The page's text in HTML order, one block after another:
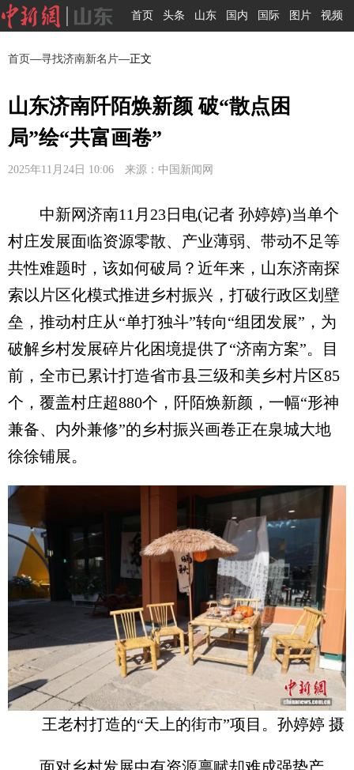
首页 头条 山东 国内 国际 图片 视频
首页—寻找济南新名片—正文
山东济南阡陌焕新颜 破“散点困
局”绘“共富画卷”
2025年11月24日 10:06 来源：中国新闻网
中新网济南11月23日电(记者 孙婷婷)当单个
村庄发展面临资源零散、产业薄弱、带动不足等
共性难题时，该如何破局？近年来，山东济南探
索以片区化模式推进乡村振兴，打破行政区划壁
垒，推动村庄从“单打独斗”转向“组团发展”，为
破解乡村发展碎片化困境提供了“济南方案”。目
前，全市已累计打造省市县三级和美乡村片区85
个，覆盖村庄超880个，阡陌焕新颜，一幅“形神
兼备、内外兼修”的乡村振兴画卷正在泉城大地
徐徐铺展。
王老村打造的“天上的街市”项目。孙婷婷 摄